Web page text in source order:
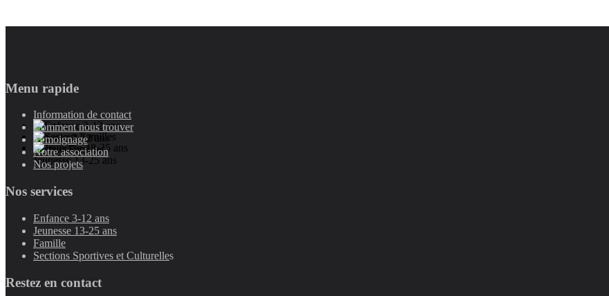
Enfance 3-12 ans
Secteur Familles
Jeunesse 13-25 ans
Menu rapide
Information de contact
Comment nous trouver
Témoignage
Notre association
Nos projets
Nos services
Enfance 3-12 ans
Jeunesse 13-25 ans
Famille
Sections Sportives et Culturelles
Restez en contact